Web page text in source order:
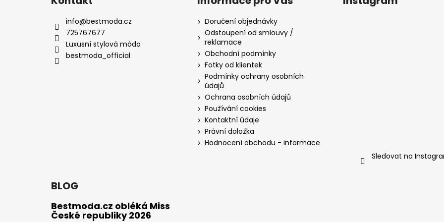
info@bestmoda.cz
725767677
Luxusní stylová móda
bestmoda_official
Doručení objednávky
Odstoupení od smlouvy /
reklamace
Obchodní podmínky
Fotky od klientek
Podmínky ochrany osobních
údajů
Ochrana osobních údajů
Používání cookies
Kontaktní údaje
Právní doložka
Hodnocení obchodu - informace
Sledovat na
BLOG
Bestmoda.cz obléká Miss
České republiky 2026